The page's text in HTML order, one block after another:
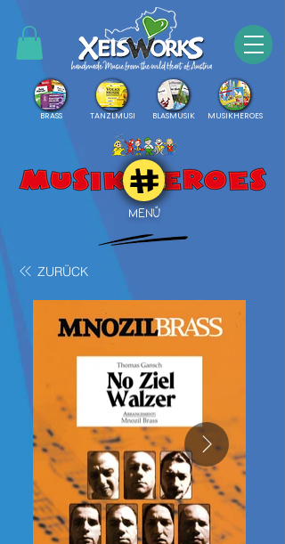
BRASS TANZLMUSI BLASMUSIK MUSIKHEROES
MENÜ
ZURÜCK